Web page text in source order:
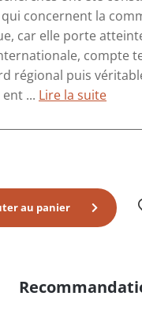
concernent la
car elle porte
compte
régional puis
... Lire la suite
au panier